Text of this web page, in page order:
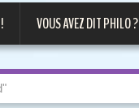
VOUS AVEZ DIT PHILO ?